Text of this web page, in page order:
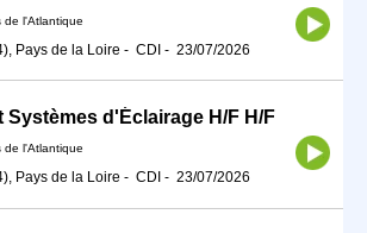
de l'Atlantique
Pays de la Loire - CDI - 23/07/2026
Systèmes d'Éclairage H/F H/F
de l'Atlantique
Pays de la Loire - CDI - 23/07/2026